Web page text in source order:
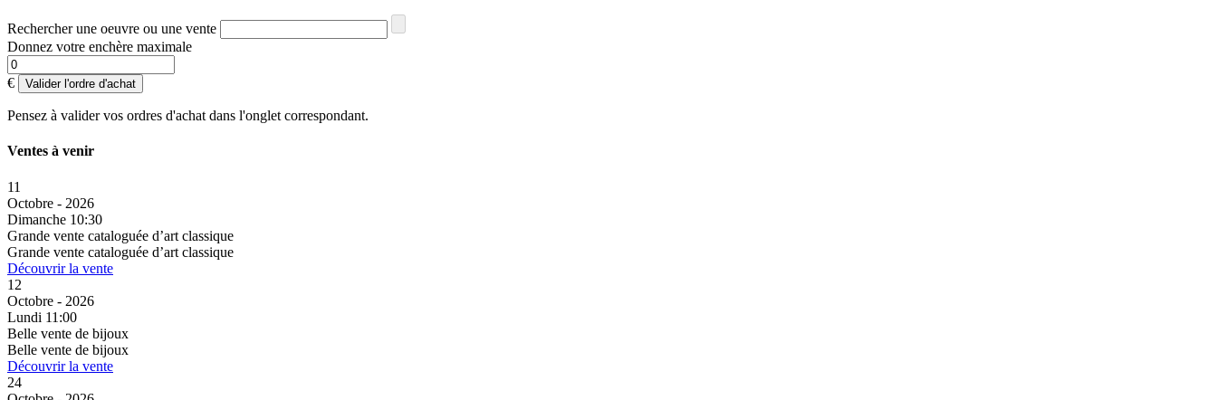
Rechercher une oeuvre ou une vente
Donnez votre enchère maximale
€ Valider l'ordre d'achat
Pensez à valider vos ordres d'achat dans l'onglet correspondant.
Ventes à venir
11
Octobre - 2026
Dimanche 10:30
Grande vente cataloguée d’art classique
Grande vente cataloguée d’art classique
Découvrir la vente
12
Octobre - 2026
Lundi 11:00
Belle vente de bijoux
Belle vente de bijoux
Découvrir la vente
24